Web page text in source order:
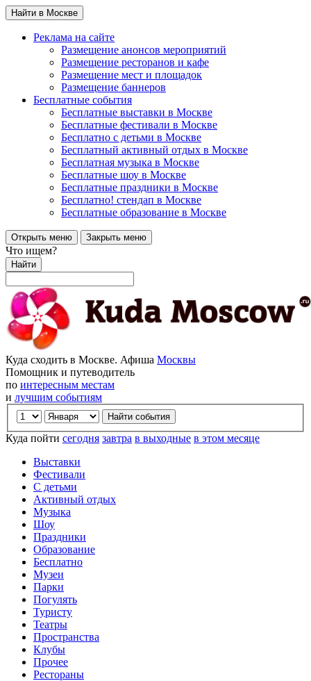
Найти в Москве
Реклама на сайте
Размещение анонсов мероприятий
Размещение ресторанов и кафе
Размещение мест и площадок
Размещение баннеров
Бесплатные события
Бесплатные выставки в Москве
Бесплатные фестивали в Москве
Бесплатно с детьми в Москве
Бесплатный активный отдых в Москве
Бесплатная музыка в Москве
Бесплатные шоу в Москве
Бесплатные праздники в Москве
Бесплатно! стендап в Москве
Бесплатные образование в Москве
Открыть меню Закрыть меню
Что ищем?
Найти
Куда сходить в Москве. Афиша Москвы
Помощник и путеводитель
по интересным местам
и лучшим событиям
Куда пойти сегодня завтра в выходные в этом месяце
Выставки
Фестивали
С детьми
Активный отдых
Музыка
Шоу
Праздники
Образование
Бесплатно
Музеи
Парки
Погулять
Туристу
Театры
Пространства
Клубы
Прочее
Рестораны